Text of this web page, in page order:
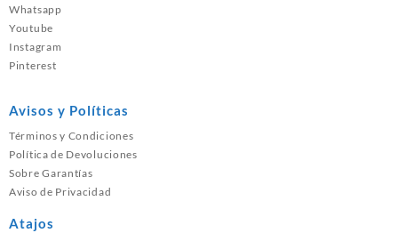
Whatsapp
Youtube
Instagram
Pinterest
Avisos y Políticas
Términos y Condiciones
Política de Devoluciones
Sobre Garantías
Aviso de Privacidad
Atajos